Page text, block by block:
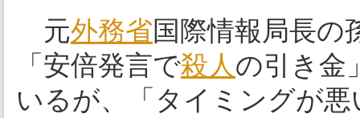
元外務省国際情報局長の
「安倍発言で殺人の引き金
いるが、「タイミングが